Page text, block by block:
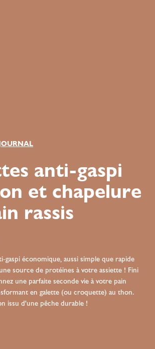
anti-gaspi
et chapelure
rassis
gaspi économique, aussi simple que rapide
source de protéines à votre assiette ! Fini
une parfaite seconde vie à votre pain
en galette (ou croquette) au thon.
issu d'une pêche durable !